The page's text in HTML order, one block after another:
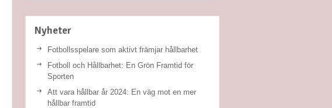
Nyheter
Fotbollsspelare som aktivt främjar hållbarhet
Fotboll och Hållbarhet: En Grön Framtid för
Sporten
Att vara hållbar år 2024: En väg mot en mer
hållbar framtid